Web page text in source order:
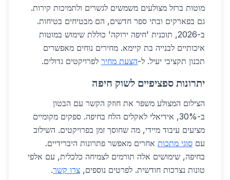
מוטות ברזל מצולעים משמשים לגשרים ולתמיכות קירות.
גם בפארקים ובתי ספר חדשים, הם מבטיחים בטיחות.
ב-2026, תוכנית 'חיפה ירוקה' כוללת שימוש במוטות
איכותיים לבנייה בת קיימא. מחירים נוחים מאפשרים
תכנון תקציבי יעיל. ל-הצעת מחיר לפרויקטים גדולים.
יתרונות ספציפיים לשוק חיפה
הצילום המצולע משפר את חוזק הקשר עם הבטון
ב-30%, אידיאלי לאקלים הלח בחיפה. ספקים מקומיים
מציעים עיבוד מיידי, מה שחוסך זמן בפרויקטים. השילוב
עם סוגי מתכות אחרים מאפשר פתרונות היברידיים.
בחיפה, שימושים אלה תורמים לצמיחה כלכלית, עם אלפי
טונות נצרכות חודשית. לפרטים נוספים, צרו קשר.